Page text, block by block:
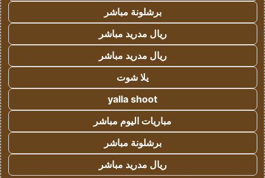
برشلونة مباشر
ريال مدريد مباشر
ريال مدريد مباشر
يلا شوت
yalla shoot
مباريات اليوم مباشر
برشلونة مباشر
ريال مدريد مباشر